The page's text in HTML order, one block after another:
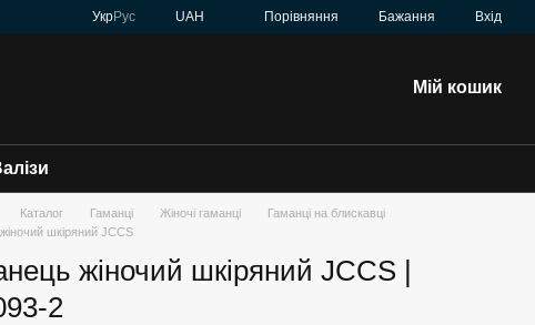
УкрРус UAH Порівняння Бажання Вхід
Мій кошик
Каталог Гаманці Жіночі гаманці
Гаманці на блискавці
шкіряний JCCS
жіночий шкіряний JCCS |
2